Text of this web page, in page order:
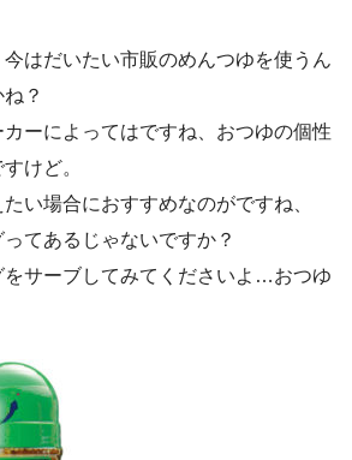
はだいたい市販のめんつゆを使うん
？
ーによってはですね、おつゆの個性
けど。
い場合におすすめなのがですね、
てあるじゃないですか？
をサーブしてみてくださいよ…おつゆ